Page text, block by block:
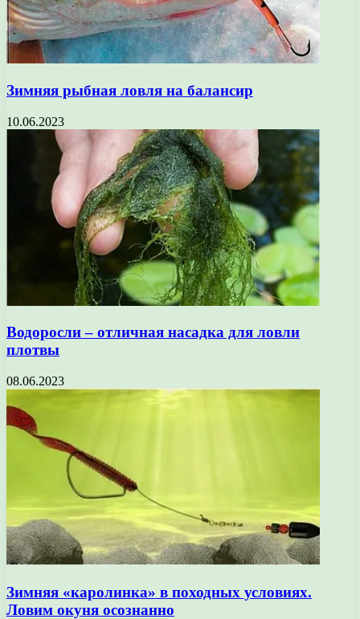
Зимняя рыбная ловля на балансир
10.06.2023
Водоросли – отличная насадка для ловли
плотвы
08.06.2023
Зимняя «каролинка» в походных условиях.
Ловим окуня осознанно